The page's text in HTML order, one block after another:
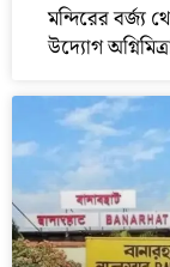
মন্দিরের বর্জ্য
উদ্যোগ